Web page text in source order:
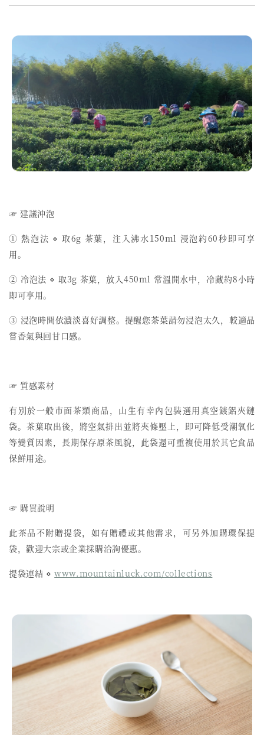
☞ 建議沖泡
① 熱泡法 ⋄ 取6g 茶葉，注入沸水150ml 浸泡約60秒即可享
用。
② 冷泡法 ⋄ 取3g 茶葉，放入450ml 常溫開水中，冷藏約8小時
即可享用。
③ 浸泡時間依濃淡喜好調整。提醒您茶葉請勿浸泡太久，較適品
嘗香氣與回甘口感。
☞ 質感素材
有別於一般市面茶類商品，山生有幸內包裝選用真空鍍鋁夾鏈
袋。茶葉取出後，將空氣排出並將夾條壓上，即可降低受潮氧化
等變質因素，長期保存原茶風貌，此袋還可重複使用於其它食品
保鮮用途。
☞ 購買說明
此茶品不附贈提袋，如有贈禮或其他需求，可另外加購環保提
袋，歡迎大宗或企業採購洽詢優惠。
提袋連結 ⋄www.mountainluck.com/collections